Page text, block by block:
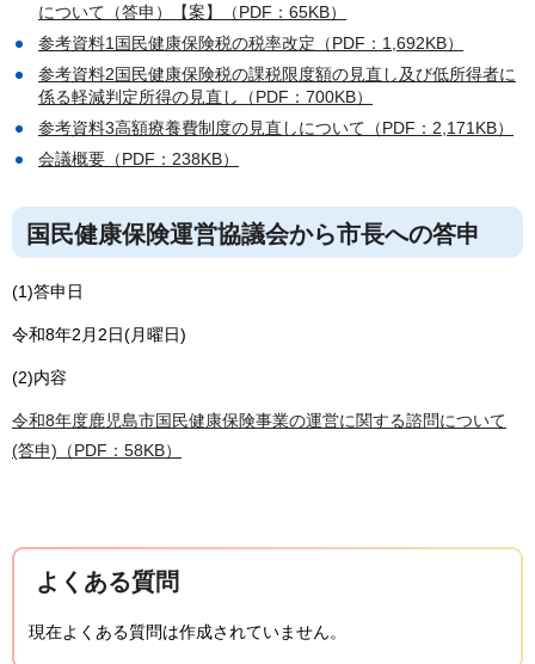
について（答申）【案】（PDF：65KB）
参考資料1国民健康保険税の税率改定（PDF：1,692KB）
参考資料2国民健康保険税の課税限度額の見直し及び低所得者に
係る軽減判定所得の見直し（PDF：700KB）
参考資料3高額療養費制度の見直しについて（PDF：2,171KB）
会議概要（PDF：238KB）
国民健康保険運営協議会から市長への答申
(1)答申日
令和8年2月2日(月曜日)
(2)内容
令和8年度鹿児島市国民健康保険事業の運営に関する諮問について
(答申)（PDF：58KB）
よくある質問
現在よくある質問は作成されていません。